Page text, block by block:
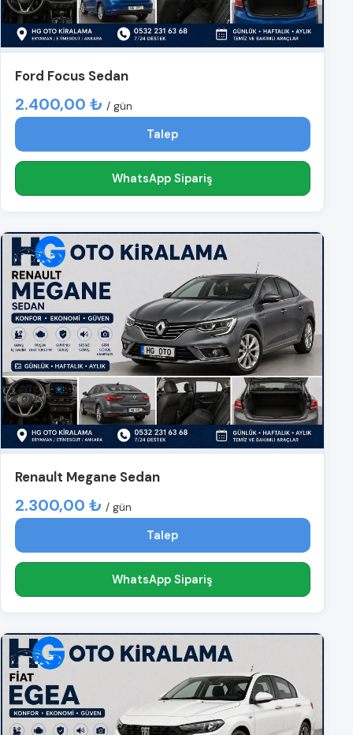
Ford Focus Sedan
2.400,00 ₺ / gün
Talep
WhatsApp Sipariş
Renault Megane Sedan
2.300,00 ₺ / gün
Talep
WhatsApp Sipariş